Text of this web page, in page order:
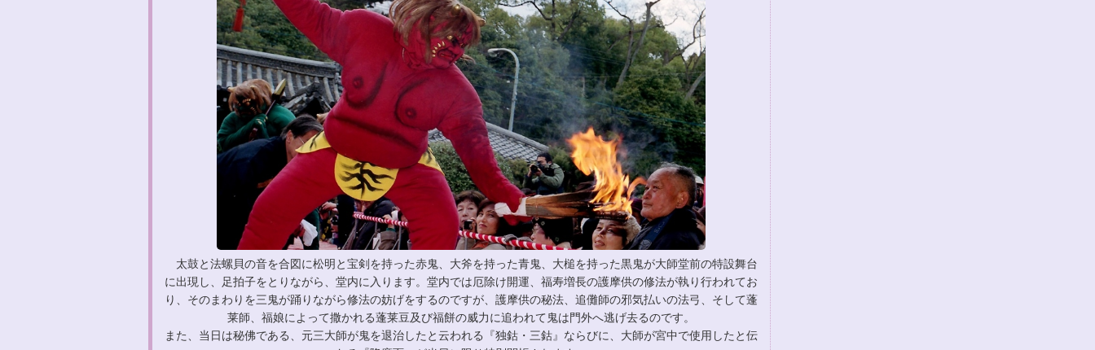
太鼓と法螺貝の音を合図に松明と宝剣を持った赤鬼、大斧を持った青鬼、大槌を持った黒鬼が大師堂前の特設舞台
に出現し、足拍子をとりながら、堂内に入ります。堂内では厄除け開運、福寿増長の護摩供の修法が執り行われてお
り、そのまわりを三鬼が踊りながら修法の妨げをするのですが、護摩供の秘法、追儺師の邪気払いの法弓、そして蓬
莱師、福娘によって撒かれる蓬莱豆及び福餅の威力に追われて鬼は門外へ逃げ去るのです。
また、当日は秘佛である、元三大師が鬼を退治したと云われる『独鈷・三鈷』ならびに、大師が宮中で使用したと伝